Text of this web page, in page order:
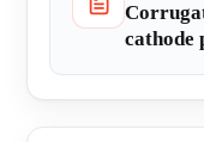
cathode